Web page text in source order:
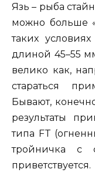
Язь – рыба
можно больше
таких
длиной 45–55
велико как,
стараться
Бывают,
результаты
типа FT
тройничка с
приветствуется.